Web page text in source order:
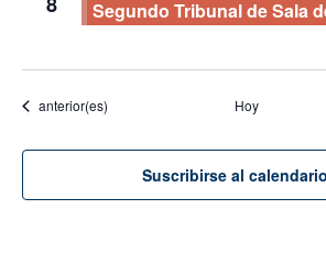
Segundo Tribunal de Sala
Eventos
anterior(es) Hoy
Suscribirse al calendario